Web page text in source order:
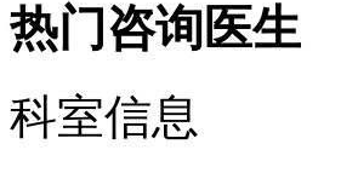
热门咨询医生
科室信息